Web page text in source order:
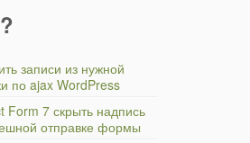
записи из нужной
по ajax WordPress
Form 7 скрыть надпись
отправке формы